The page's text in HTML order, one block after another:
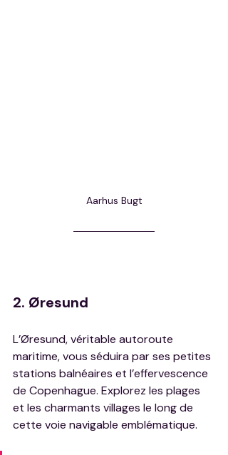
Aarhus Bugt
2. Øresund
L’Øresund, véritable autoroute
maritime, vous séduira par ses petites
stations balnéaires et l’effervescence
de Copenhague. Explorez les plages
et les charmants villages le long de
cette voie navigable emblématique.